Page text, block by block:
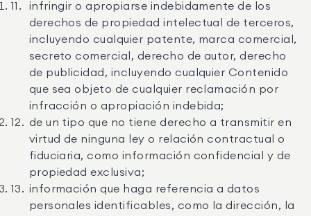
infringir o apropiarse indebidamente de los
derechos de propiedad intelectual de terceros,
incluyendo cualquier patente, marca comercial,
secreto comercial, derecho de autor, derecho
de publicidad, incluyendo cualquier Contenido
que sea objeto de cualquier reclamación por
infracción o apropiación indebida;
de un tipo que no tiene derecho a transmitir en
virtud de ninguna ley o relación contractual o
fiduciaria, como información confidencial y de
propiedad exclusiva;
información que haga referencia a datos
personales identificables, como la dirección, la